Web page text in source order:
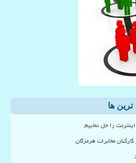
ترین ها
را حل نماییم
مخابرات هرمزگان